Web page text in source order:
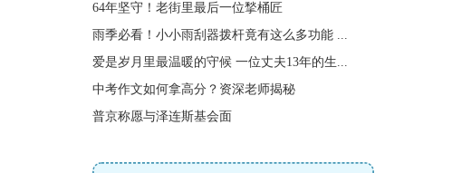
64年坚守！老街里最后一位揫桶匠
雨季必看！小小雨刮器拨杆竟有这么多功能 ...
爱是岁月里最温暖的守候 一位丈夫13年的生...
中考作文如何拿高分？资深老师揭秘
普京称愿与泽连斯基会面